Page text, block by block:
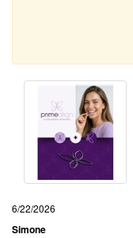
6/22/2026
Simone